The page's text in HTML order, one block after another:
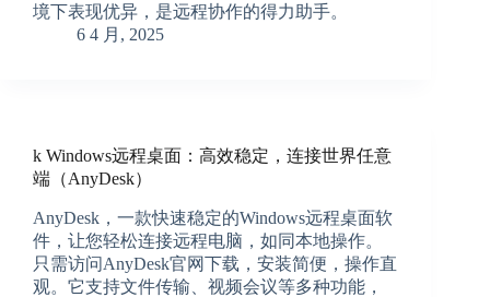
境下表现优异，是远程协作的得力助手。
6 4 月, 2025
k Windows远程桌面：高效稳定，连接世界任意
端（AnyDesk）
AnyDesk，一款快速稳定的Windows远程桌面软
件，让您轻松连接远程电脑，如同本地操作。
只需访问AnyDesk官网下载，安装简便，操作直
观。它支持文件传输、视频会议等多种功能，